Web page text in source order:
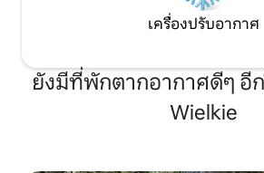
เครื่องปรับอากาศ
ยังมีที่พักตากอากาศดีๆ อี
Wielkie